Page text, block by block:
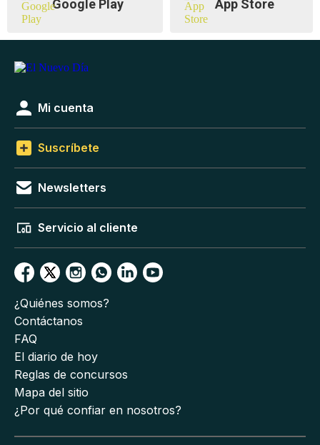
Google Play App Store
Mi cuenta
Suscríbete
Newsletters
Servicio al cliente
¿Quiénes somos?
Contáctanos
FAQ
El diario de hoy
Reglas de concursos
Mapa del sitio
¿Por qué confiar en nosotros?